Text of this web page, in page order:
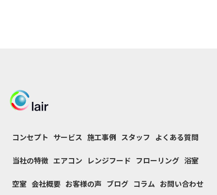
コンセプト サービス 施工事例 スタッフ よくある質問
当社の特徴 エアコン レンジフード フローリング 浴室
空室 会社概要 お客様の声 ブログ コラム お問い合わせ